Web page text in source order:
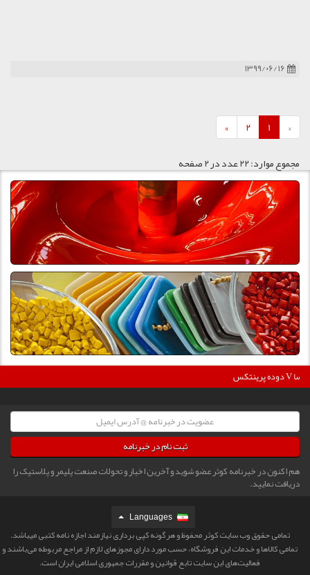
۱۳۹۹/۰۶/۱۶
«
1
2
»
مجموع موارد: 22 عدد در 2 صفحه
دوده پرینتکس V دگوسا :
ثبت نام در خبرنامه
هم اکنون در خبرنامه کوثر عضو شوید و آخرین اخبار و تحولات صنعت پلیمر و پلاستیک را
دریافت نمایید.
تمامی حقوق وب سایت کوثر محفوظ و هرگونه کپی برداری نیازمند اجازه نامه کتبی میباشد.
تمامی كالاها و خدمات این فروشگاه، حسب مورد دارای مجوزهای لازم از مراجع مربوطه می‌باشند و
فعالیت‌های این سایت تابع قوانین و مقررات جمهوری اسلامی ایران است.‎